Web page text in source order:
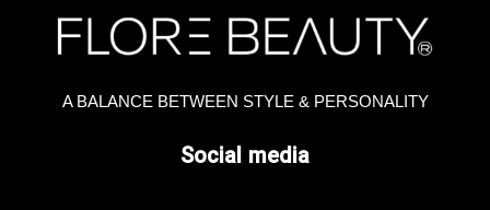
A BALANCE BETWEEN STYLE & PERSONALITY
Social media